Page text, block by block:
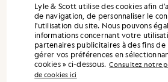
« Chaque morceau Fly
Lyle & Scott utilise des cookies afin
de navigation, de personnaliser le
l'utilisation du site. Nous pouvons
informations concernant votre
partenaires publicitaires à des fins
gérer vos préférences en
cookies » ci-dessous. Consultez notre
de cookies ici